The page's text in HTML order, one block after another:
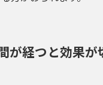
が経つと効果が